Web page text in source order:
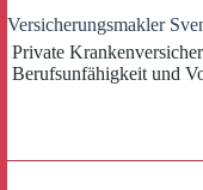
Versicherungsmakler
Private
Berufsunfähigkeit und